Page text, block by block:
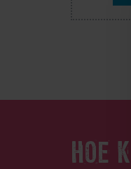
HOE